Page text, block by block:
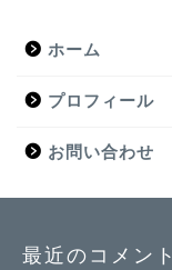
ホーム
プロフィール
お問い合わせ
最近のコメント